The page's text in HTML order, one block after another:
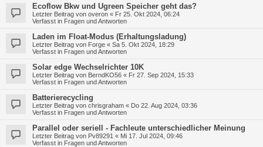
Ecoflow Bkw und Ugreen Speicher geht das?
Letzter Beitrag von overon « Fr 25. Okt 2024, 06:24
Verfasst in Fragen und Antworten
Laden im Float-Modus (Erhaltungsladung)
Letzter Beitrag von Forge « Sa 5. Okt 2024, 18:29
Verfasst in Fragen und Antworten
Solar edge Wechselrichter 10K
Letzter Beitrag von BerndKO56 « Fr 27. Sep 2024, 15:33
Verfasst in Fragen und Antworten
Batterierecycling
Letzter Beitrag von chrisgraham « Do 22. Aug 2024, 03:36
Verfasst in Fragen und Antworten
Parallel oder seriell - Fachleute unterschiedlicher Meinung
Letzter Beitrag von Pv89291 « Mi 17. Jul 2024, 09:46
Verfasst in Fragen und Antworten